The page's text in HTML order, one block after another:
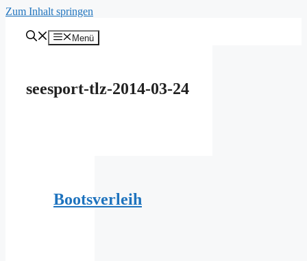
Zum Inhalt springen
Menü
seesport-tlz-2014-03-24
Bootsverleih